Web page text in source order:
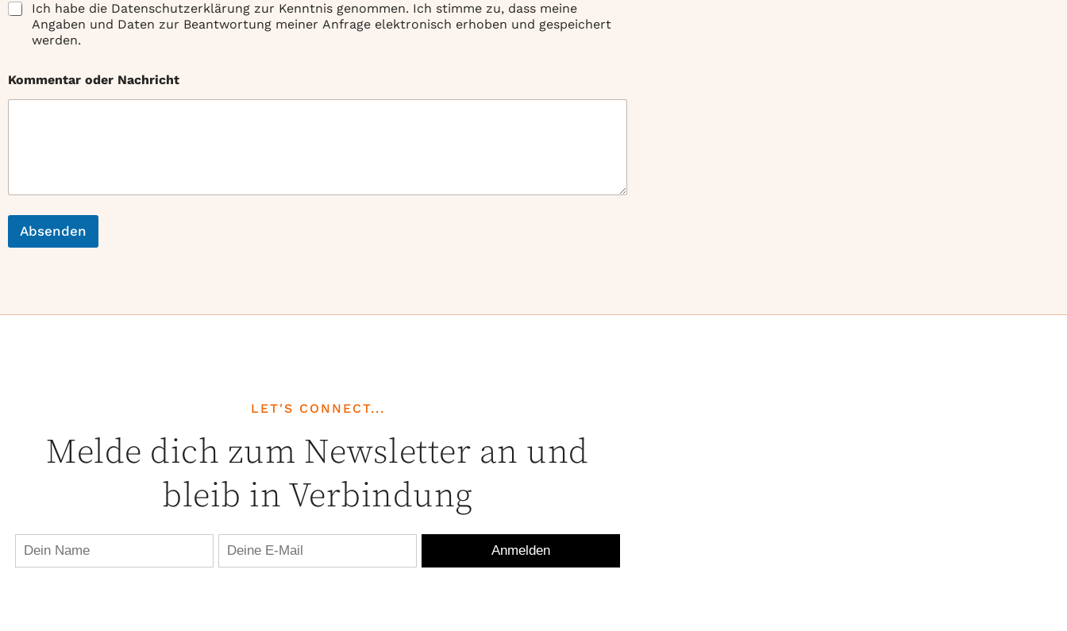
Ich habe die Datenschutzerklärung zur Kenntnis genommen. Ich stimme zu, dass meine
Angaben und Daten zur Beantwortung meiner Anfrage elektronisch erhoben und gespeichert
werden.
Kommentar oder Nachricht
Absenden
LET'S CONNECT...
Melde dich zum Newsletter an und
bleib in Verbindung